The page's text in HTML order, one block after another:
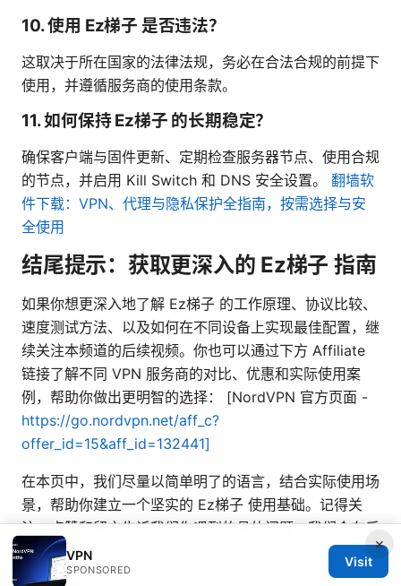
10. 使用 Ez梯子 是否违法？
这取决于所在国家的法律法规，务必在合法合规的前提下
使用，并遵循服务商的使用条款。
11. 如何保持 Ez梯子 的长期稳定？
确保客户端与固件更新、定期检查服务器节点、使用合规
的节点，并启用 Kill Switch 和 DNS 安全设置。 翻墙软
件下载：VPN、代理与隐私保护全指南，按需选择与安
全使用
结尾提示：获取更深入的 Ez梯子 指南
如果你想更深入地了解 Ez梯子 的工作原理、协议比较、
速度测试方法、以及如何在不同设备上实现最佳配置，继
续关注本频道的后续视频。你也可以通过下方 Affiliate
链接了解不同 VPN 服务商的对比、优惠和实际使用案
例，帮助你做出更明智的选择： [NordVPN 官方页面 -
https://go.nordvpn.net/aff_c?
offer_id=15&aff_id=132441]
在本页中，我们尽量以简单明了的语言，结合实际使用场
景，帮助你建立一个坚实的 Ez梯子 使用基础。记得关
注、点赞和留言告诉我们你遇到的具体问题，我们会在后
续视频中逐一解答。
×
VPN
SPONSORED
Visit